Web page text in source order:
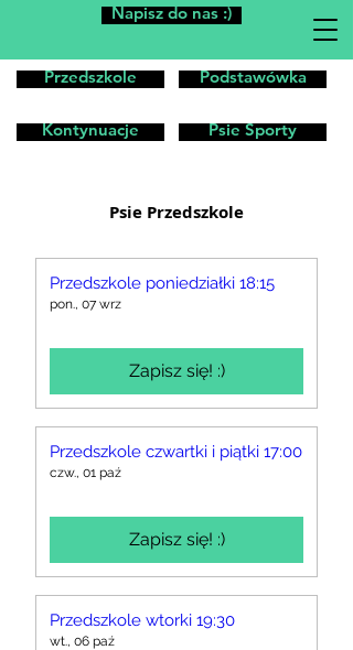
Napisz do nas :)
Przedszkole Podstawówka
Kontynuacje Psie Sporty
Psie Przedszkole
Przedszkole poniedziałki 18:15
pon., 07 wrz
Zapisz się! :)
Przedszkole czwartki i piątki 17:00
czw., 01 paź
Zapisz się! :)
Przedszkole wtorki 19:30
wt., 06 paź